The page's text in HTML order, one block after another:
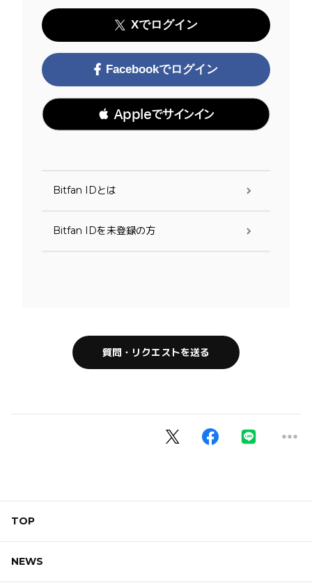
Xでログイン
Facebookでログイン
 Appleでサインイン
Bitfan IDとは
Bitfan IDを未登録の方
質問・リクエストを送る
TOP
NEWS